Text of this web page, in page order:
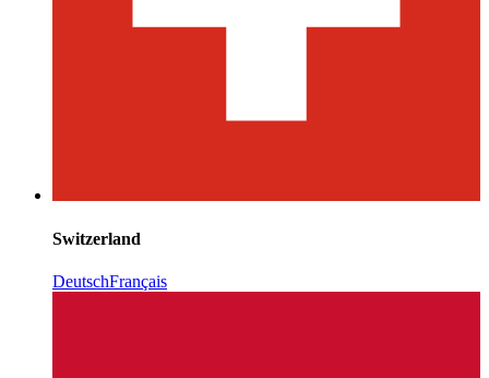
Switzerland
DeutschFrançais